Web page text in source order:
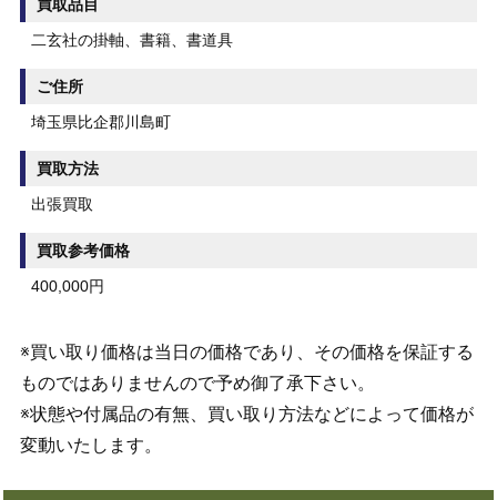
買取品目
二玄社の掛軸、書籍、書道具
ご住所
埼玉県比企郡川島町
買取方法
出張買取
買取参考価格
400,000円
※買い取り価格は当日の価格であり、その価格を保証する
ものではありませんので予め御了承下さい。
※状態や付属品の有無、買い取り方法などによって価格が
変動いたします。